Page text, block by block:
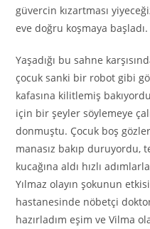
güvercin kızartması
eve doğru koşmaya başladı.
Yaşadığı bu sahne
çocuk sanki bir robot gibi
kafasına kilitlemiş
için bir şeyler söylemeye
donmuştu. Çocuk boş
manasız bakıp duruyordu,
kucağına aldı hızlı
Yılmaz olayın şokunun
hastanesinde nöbetçi
hazırladım eşim ve Vilma